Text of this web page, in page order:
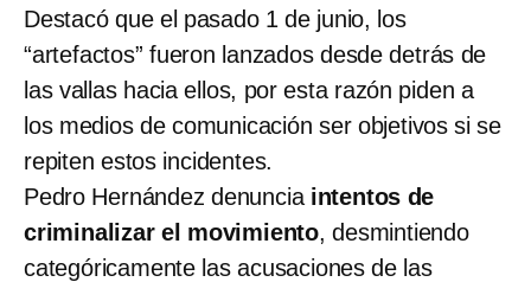
Destacó que el pasado 1 de junio, los
“artefactos” fueron lanzados desde detrás de
las vallas hacia ellos, por esta razón piden a
los medios de comunicación ser objetivos si se
repiten estos incidentes.
Pedro Hernández denuncia intentos de
criminalizar el movimiento, desmintiendo
categóricamente las acusaciones de las